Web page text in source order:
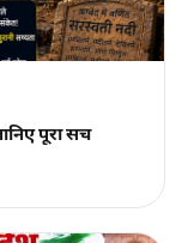
पूरा सच